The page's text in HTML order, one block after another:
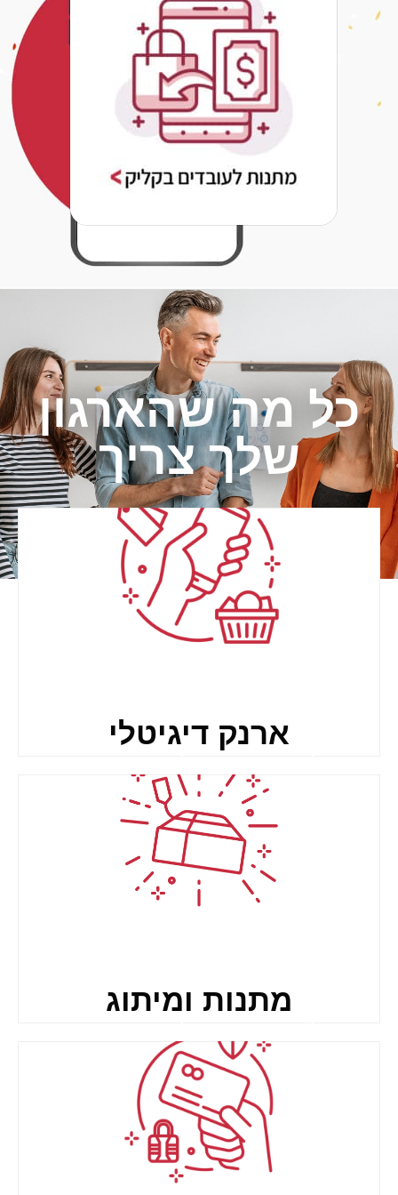
כל מה שהארגון
שלך צריך
ארנק דיגיטלי
קונסקטורר אדיפיסינג אלית סילט
אגמטן.
ארנק דיגיטלי
המאפשר ריכוז וניהול של כל
השמחות בארגון במערכת קלה אחת
עם גישה מהירה ניתן להטעין את
הארנק בכל סכום שתרצו לתת
מתנות ומיתוג
קונסקטורר אדיפיסינג אלית סילט
אגמטן.
מתנות ומיתוג
אתרי בחירת מתנות ממותגים לכל
אירוע ותקציב לבחירתכם הנשלחים
ישירות לנייד או למייל של העובד